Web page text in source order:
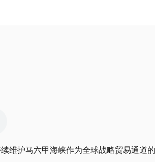
维护马六甲海峡作为全球战略贸易通道